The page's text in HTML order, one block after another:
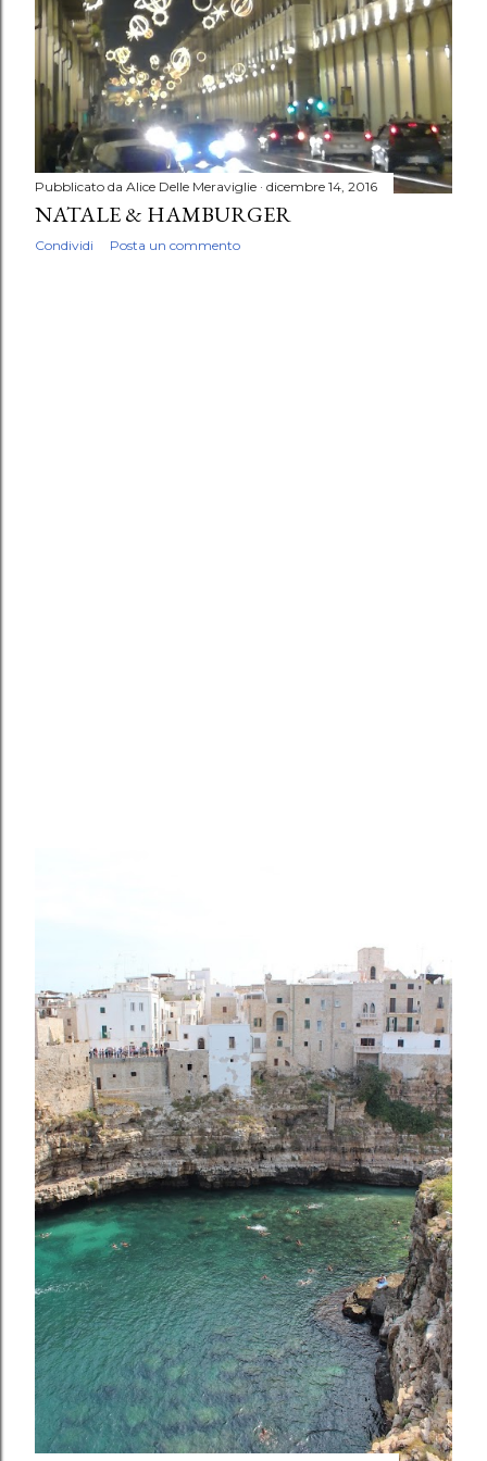
Pubblicato da Alice Delle Meraviglie dicembre 14, 2016
NATALE & HAMBURGER
Condividi Posta un commento